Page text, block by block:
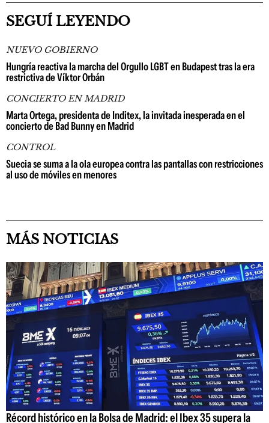
SEGUÍ LEYENDO
NUEVO GOBIERNO
Hungría reactiva la marcha del Orgullo LGBT en Budapest tras la era
restrictiva de Víktor Orbán
CONCIERTO EN MADRID
Marta Ortega, presidenta de Inditex, la invitada inesperada en el
concierto de Bad Bunny en Madrid
CONTROL
Suecia se suma a la ola europea contra las pantallas con restricciones
al uso de móviles en menores
MÁS NOTICIAS
Récord histórico en la Bolsa de Madrid: el Ibex 35 supera la